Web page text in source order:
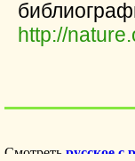
http://